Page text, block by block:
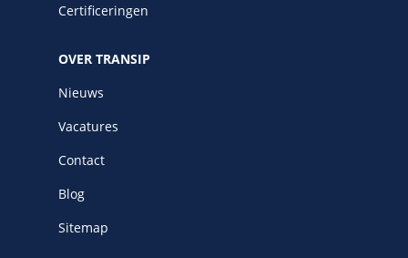
Certificeringen
OVER TRANSIP
Nieuws
Vacatures
Contact
Blog
Sitemap